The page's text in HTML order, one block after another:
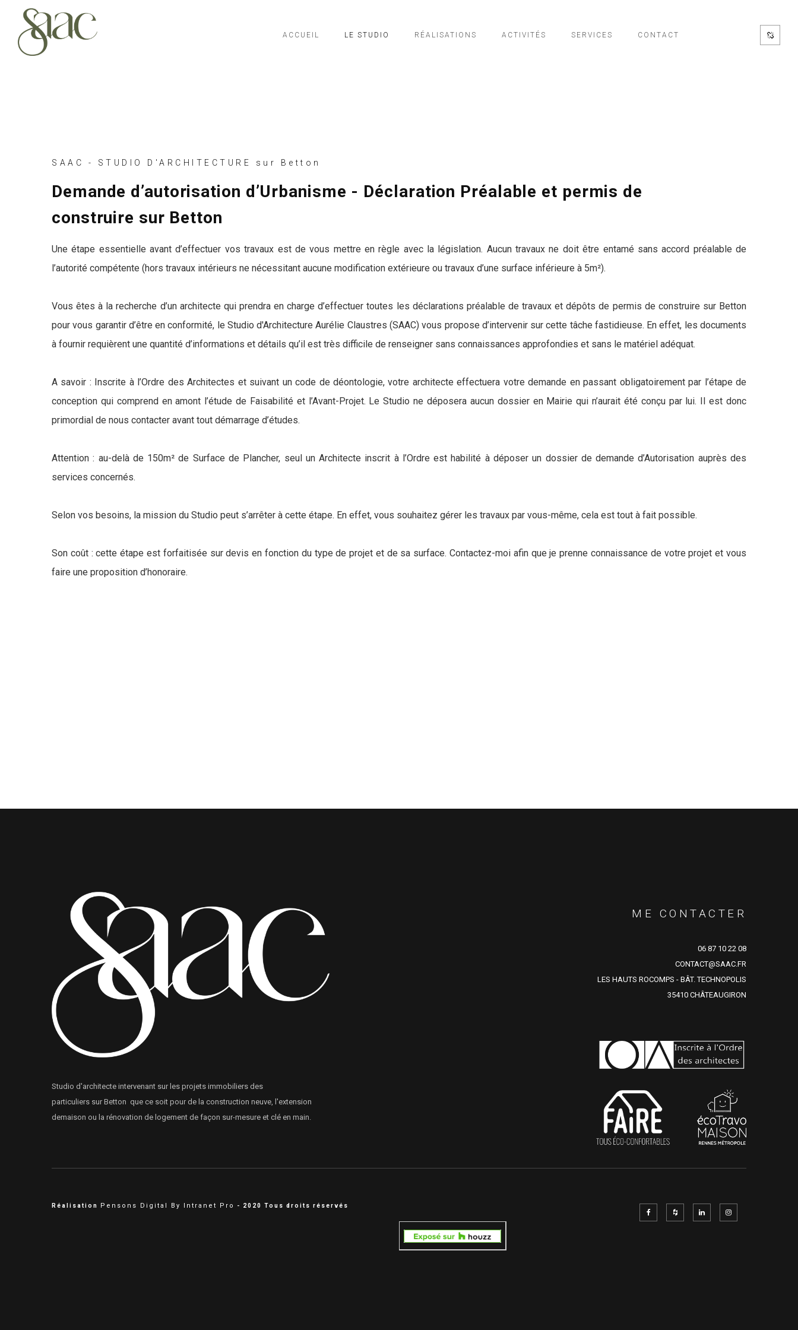
ACCUEIL LE STUDIO RÉALISATIONS ACTIVITÉS SERVICES CONTACT
SAAC - STUDIO D'ARCHITECTURE sur Betton
Demande d’autorisation d’Urbanisme - Déclaration Préalable et permis de
construire sur Betton
Une étape essentielle avant d’effectuer vos travaux est de vous mettre en règle avec la législation. Aucun travaux ne doit être entamé sans accord préalable de
l’autorité compétente (hors travaux intérieurs ne nécessitant aucune modification extérieure ou travaux d’une surface inférieure à 5m²).
Vous êtes à la recherche d’un architecte qui prendra en charge d’effectuer toutes les déclarations préalable de travaux et dépôts de permis de construire sur Betton
pour vous garantir d’être en conformité, le Studio d'Architecture Aurélie Claustres (SAAC) vous propose d’intervenir sur cette tâche fastidieuse. En effet, les documents
à fournir requièrent une quantité d’informations et détails qu’il est très difficile de renseigner sans connaissances approfondies et sans le matériel adéquat.
A savoir : Inscrite à l’Ordre des Architectes et suivant un code de déontologie, votre architecte effectuera votre demande en passant obligatoirement par l’étape de
conception qui comprend en amont l’étude de Faisabilité et l’Avant-Projet. Le Studio ne déposera aucun dossier en Mairie qui n’aurait été conçu par lui. Il est donc
primordial de nous contacter avant tout démarrage d’études.
Attention : au-delà de 150m² de Surface de Plancher, seul un Architecte inscrit à l’Ordre est habilité à déposer un dossier de demande d’Autorisation auprès des
services concernés.
Selon vos besoins, la mission du Studio peut s’arrêter à cette étape. En effet, vous souhaitez gérer les travaux par vous-même, cela est tout à fait possible.
Son coût : cette étape est forfaitisée sur devis en fonction du type de projet et de sa surface. Contactez-moi afin que je prenne connaissance de votre projet et vous
faire une proposition d’honoraire.
Studio d'architecte intervenant sur les projets immobiliers des
particuliers sur Betton que ce soit pour de la construction neuve, l'extension
demaison ou la rénovation de logement de façon sur-mesure et clé en main.
ME CONTACTER
06 87 10 22 08
CONTACT@SAAC.FR
LES HAUTS ROCOMPS - BÂT. TECHNOPOLIS
35410 CHÂTEAUGIRON
Réalisation Pensons Digital By Intranet Pro - 2020 Tous droits réservés